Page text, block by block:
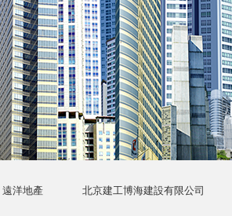
遠洋地產
北京建工博海建設有限公司